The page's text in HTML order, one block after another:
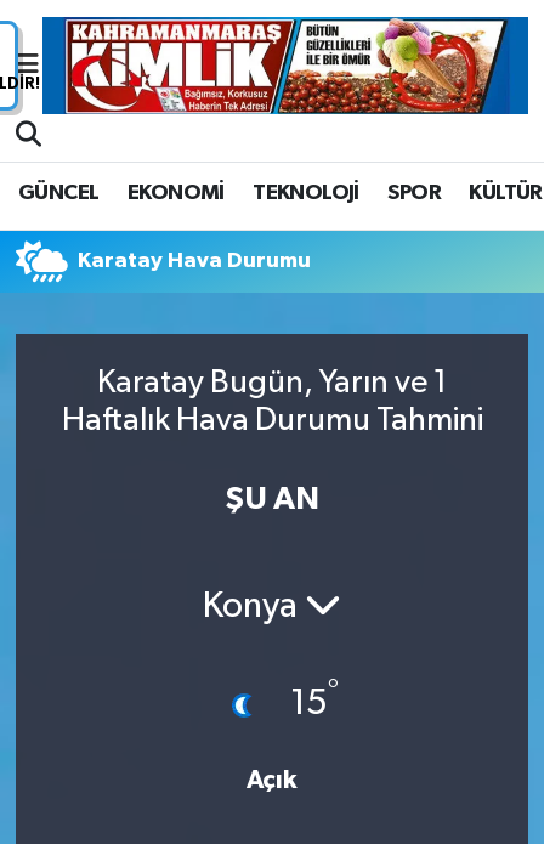
GÜNCEL EKONOMİ TEKNOLOJİ SPOR KÜLTÜR
Karatay Hava Durumu
Karatay Bugün, Yarın ve 1
Haftalık Hava Durumu Tahmini
ŞU AN
Konya
15°
Açık
Nöbetçi Eczaneler
Trafik Durumu
Süper Lig Puan Durumu ve Fikstür
Tüm Manşetler